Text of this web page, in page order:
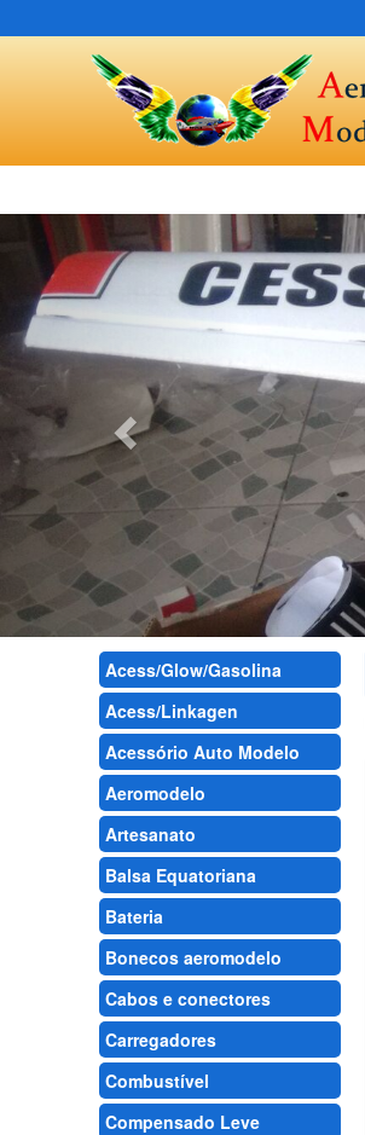
Previous
Acess/Glow/Gasolina
Acess/Linkagen
Acessório Auto Modelo
Aeromodelo
Artesanato
Balsa Equatoriana
Bateria
Bonecos aeromodelo
Cabos e conectores
Carregadores
Combustível
Compensado Leve